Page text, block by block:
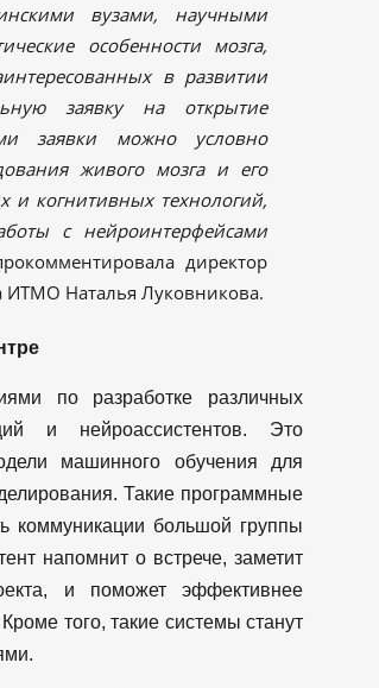
вузами, научными
особенности мозга,
в развитии
заявку на открытие
заявки можно условно
живого мозга и его
и когнитивных технологий,
с нейроинтерфейсами
директор
ИТМО Наталья Луковникова.
по разработке различных
и нейроассистентов. Это
машинного обучения для
Такие программные
коммуникации большой группы
напомнит о встрече, заметит
и поможет эффективнее
того, такие системы станут